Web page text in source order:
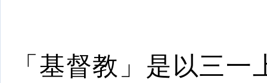
「基督教」是以三